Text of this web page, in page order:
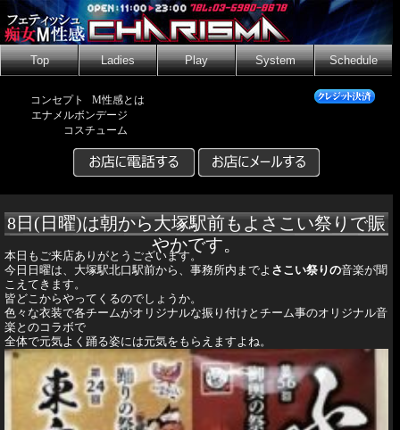
Top Ladies Play System Schedule
コンセプト
M性感とは
エナメルボンデージ
コスチューム
8日(日曜)は朝から大塚駅前もよさこい祭りで賑
やかです。
本日もご来店ありがとうございます。
今日日曜は、大塚駅北口駅前から、事務所内までよ さこい祭りの音楽が聞
こえてきます。
皆どこからやってくるのでしょうか。
色々な衣装で各チームがオリジナルな振り付けとチーム事のオリジナル音
楽とのコラボで
全体で元気よく踊る姿には元気をもらえますよね。